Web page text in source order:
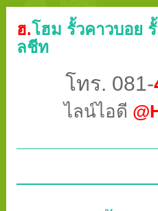
ฮ.โฮม รั้วคาวบอย
ลชีท
โทร. 081-
ไลน์ไอดี